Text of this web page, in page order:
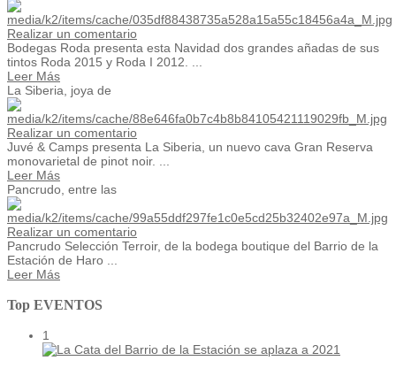
Realizar un comentario
Bodegas Roda presenta esta Navidad dos grandes añadas de sus
tintos Roda 2015 y Roda I 2012. ...
Leer Más
La Siberia, joya de
Realizar un comentario
Juvé & Camps presenta La Siberia, un nuevo cava Gran Reserva
monovarietal de pinot noir. ...
Leer Más
Pancrudo, entre las
Realizar un comentario
Pancrudo Selección Terroir, de la bodega boutique del Barrio de la
Estación de Haro ...
Leer Más
Top EVENTOS
1